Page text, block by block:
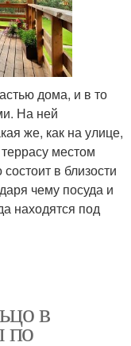
дома, и в то
На ней
же, как на улице,
местом
в близости
чему посуда и
находятся под
в
по